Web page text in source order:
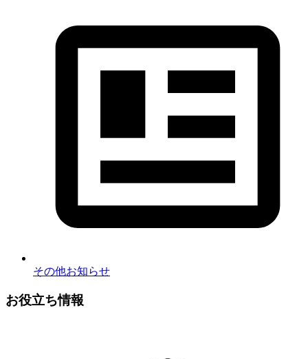
その他お知らせ
お役立ち情報